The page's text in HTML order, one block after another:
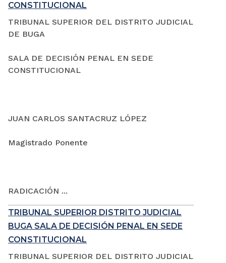
CONSTITUCIONAL
TRIBUNAL SUPERIOR DEL DISTRITO JUDICIAL
DE BUGA
SALA DE DECISIÓN PENAL EN SEDE
CONSTITUCIONAL
JUAN CARLOS SANTACRUZ LÓPEZ
Magistrado Ponente
RADICACIÓN ...
TRIBUNAL SUPERIOR DISTRITO JUDICIAL
BUGA SALA DE DECISIÓN PENAL EN SEDE
CONSTITUCIONAL
TRIBUNAL SUPERIOR DEL DISTRITO JUDICIAL